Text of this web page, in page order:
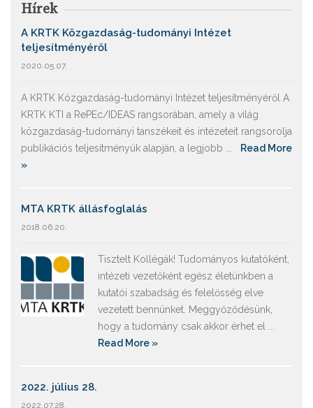
Hírek
A KRTK Közgazdaság-tudományi Intézet
teljesítményéről
2020.05.07.
A KRTK Közgazdaság-tudományi Intézet teljesítményéről A
KRTK KTI a RePEc/IDEAS rangsorában, amely a világ
közgazdaság-tudományi tanszékeit és intézeteit rangsorolja
publikációs teljesítményük alapján, a legjobb ...
Read More
»
MTA KRTK állásfoglalás
2018.06.20.
Tisztelt Kollégák! Tudományos kutatóként,
intézeti vezetőként egész életünkben a
kutatói szabadság és felelősség elve
vezetett bennünket. Meggyőződésünk,
hogy a tudomány csak akkor érhet el ...
Read More »
2022. július 28.
2022.07.28.